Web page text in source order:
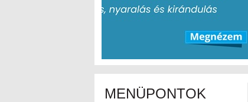
MENÜPONTOK